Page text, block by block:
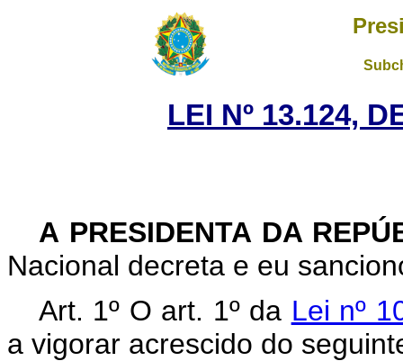
LEI Nº 13.124,
A PRESIDENTA DA
Nacional decreta e eu
Art. 1º O art. 1º da Lei nº
a vigorar acrescido do